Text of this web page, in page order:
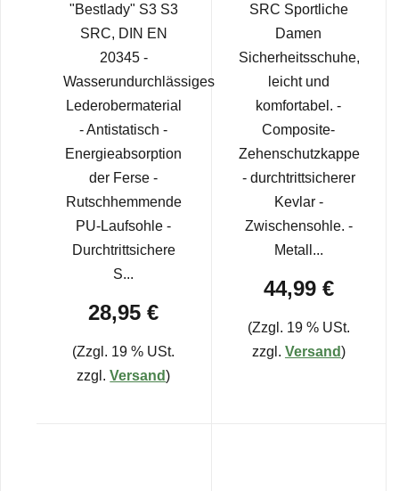
"Bestlady" S3 S3
SRC, DIN EN
20345 -
Wasserundurchlässiges
Lederobermaterial
- Antistatisch -
Energieabsorption
der Ferse -
Rutschhemmende
PU-Laufsohle -
Durchtrittsichere
S...
28,95 €
(Zzgl. 19 % USt.
zzgl.Versand)
SRC Sportliche
Damen
Sicherheitsschuhe,
leicht und
komfortabel. -
Composite-
Zehenschutzkappe
- durchtrittsicherer
Kevlar -
Zwischensohle. -
Metall...
44,99 €
(Zzgl. 19 % USt.
zzgl. Versand)